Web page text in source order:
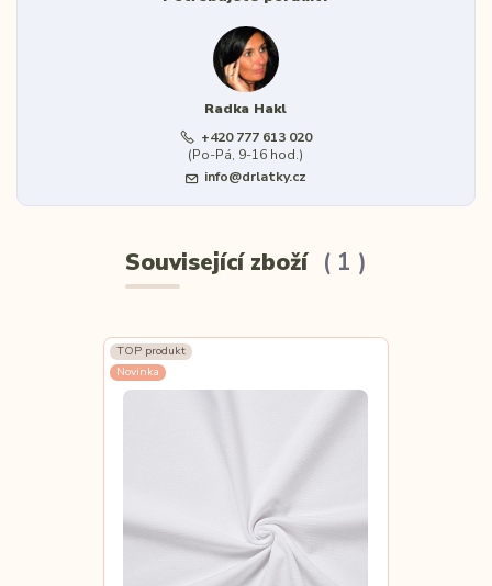
Radka Hakl
+420 777 613 020
(Po-Pá, 9-16 hod.)
info@drlatky.cz
Související zboží 1
TOP produkt
Novinka